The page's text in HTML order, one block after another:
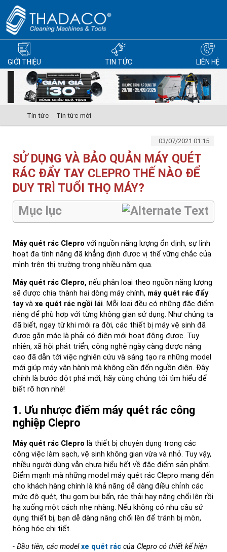
GIỚI THIỆU TIN TỨC LIÊN HỆ
Tin tức Tin tức mới
03/07/2021 01:15
SỬ DỤNG VÀ BẢO QUẢN MÁY QUÉT
RÁC ĐẨY TAY CLEPRO THẾ NÀO ĐỂ
DUY TRÌ TUỔI THỌ MÁY?
Mục lục
Máy quét rác Clepro với nguồn năng lượng ổn định, sự linh
hoạt đa tính năng đã khẳng định được vị thế vững chắc của
mình trên thị trường trong nhiều năm qua.
Máy quét rác Clepro, nếu phân loại theo nguồn năng lượng
sẽ được chia thành hai dòng máy chính, máy quét rác đẩy
tayvà xe quét rác ngồi lái. Mỗi loại đều có những đặc điểm
riêng để phù hợp với từng không gian sử dụng. Như chúng ta
đã biết, ngay từ khi mới ra đời, các thiết bị máy vệ sinh đã
được gắn mác là phải có điện mới hoạt động được. Tuy
nhiên, xã hội phát triển, công nghệ ngày càng được nâng
cao đã dẫn tới việc nghiên cứu và sáng tạo ra những model
mới giúp máy vận hành mà không cần đến nguồn điện. Đây
chính là bước đột phá mới, hãy cùng chúng tôi tìm hiểu để
biết rõ hơn nhé!
1. Ưu nhược điểm máy quét rác công
nghiệp Clepro
Máy quét rác Clepro là thiết bị chuyên dụng trong các
công việc làm sạch, vệ sinh không gian vừa và nhỏ. Tuy vậy,
nhiều người dùng vẫn chưa hiểu hết về đặc điểm sản phẩm.
Điểm mạnh mà những model máy quét rác Clepro mang đến
cho khách hàng chính là khả năng dễ dàng điều chỉnh các
mức độ quét, thu gom bụi bẩn, rác thải hay nâng chổi lên rồi
hạ xuống một cách nhẹ nhàng. Nếu không có nhu cầu sử
dụng thiết bị, bạn dễ dàng nâng chổi lên để tránh bị mòn,
hỏng hóc chi tiết.
- Đầu tiên, các modelxe quét rác của Clepro có thiết kế hiện